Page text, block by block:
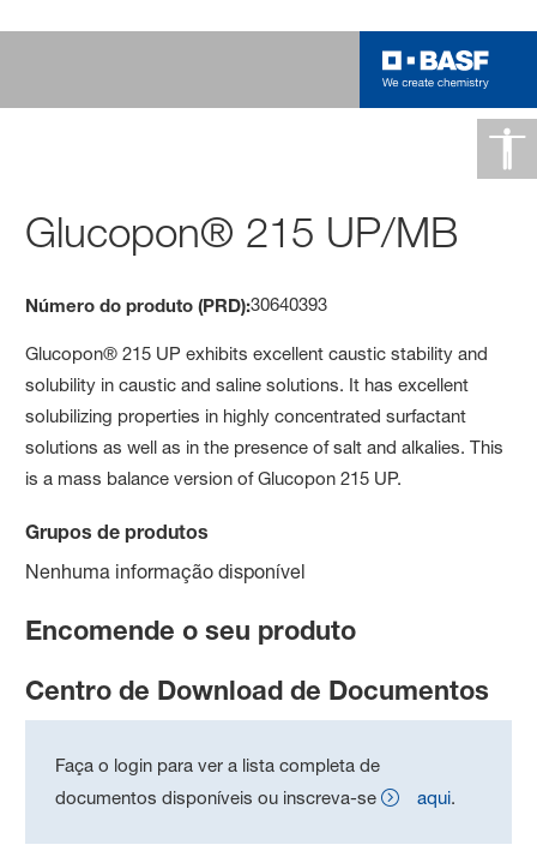
Glucopon® 215 UP/MB
Número do produto (PRD):30640393
Glucopon® 215 UP exhibits excellent caustic stability and
solubility in caustic and saline solutions. It has excellent
solubilizing properties in highly concentrated surfactant
solutions as well as in the presence of salt and alkalies. This
is a mass balance version of Glucopon 215 UP.
Grupos de produtos
Nenhuma informação disponível
Encomende o seu produto
Centro de Download de Documentos
Faça o login para ver a lista completa de
documentos disponíveis ou inscreva-se
aqui.